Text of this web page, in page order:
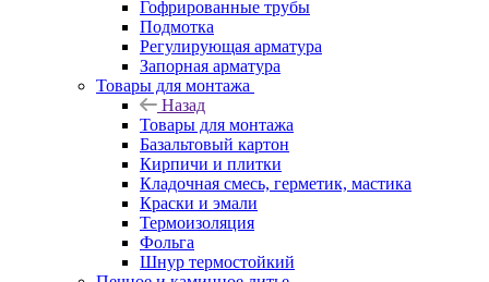
Гофрированные трубы
Подмотка
Регулирующая арматура
Запорная арматура
Товары для монтажа
Назад
Товары для монтажа
Базальтовый картон
Кирпичи и плитки
Кладочная смесь, герметик, мастика
Краски и эмали
Термоизоляция
Фольга
Шнур термостойкий